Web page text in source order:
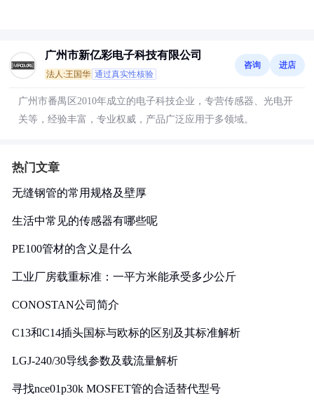
广州市新亿彩电子科技有限公司
法人:王国华 通过真实性核验
咨询 进店
广州市番禺区2010年成立的电子科技企业，专营传感器、光电开
关等，经验丰富，专业权威，产品广泛应用于多领域。
热门文章
无缝钢管的常用规格及壁厚
生活中常见的传感器有哪些呢
PE100管材的含义是什么
工业厂房载重标准：一平方米能承受多少公斤
CONOSTAN公司简介
C13和C14插头国标与欧标的区别及其标准解析
LGJ-240/30导线参数及载流量解析
寻找nce01p30k MOSFET管的合适替代型号